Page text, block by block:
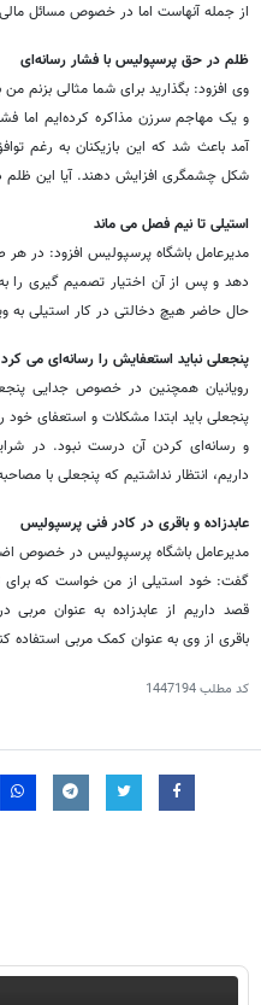
از جمله آنهاست اما در خصوص مسائل
ظلم در حق پرسپولیس با فشار رسانه‌ای
وی افزود: بگذارید برای شما مثالی بزنم
و یک مهاجم سرزن مذاکره کرده‌ایم اما
آمد باعث شد که این بازیکنان به رغم
شکل چشمگری افزایش دهند. آیا این
استیلی تا نیم فصل می ماند
مدیرعامل باشگاه پرسپولیس افزود: در
دهد و پس از آن اختیار تصمیم گیری را
حال حاضر هیچ دخالتی در کار استیلی به
پنجعلی نباید استعفایش را رسانه‌ای می کرد
رویانیان همچنین در خصوص جدایی
پنجعلی باید ابتدا مشکلات و استعفای
و رسانه‌ای کردن آن درست نبود. در
داریم، انتظار نداشتیم که پنجعلی با
عابدزاده و باقری در کادر فنی پرسپولیس
مدیرعامل باشگاه پرسپولیس در خصوص
گفت: خود استیلی از من خواست که برای
قصد داریم از عابدزاده به عنوان مربی
باقری از وی به عنوان کمک مربی استفاده
کد مطلب1447194